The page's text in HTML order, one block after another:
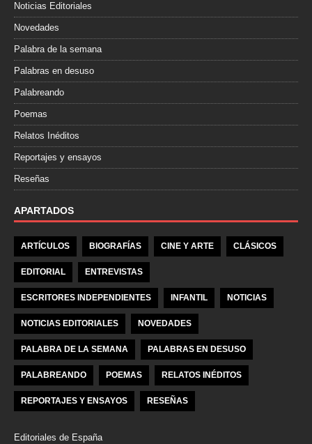
Noticias Editoriales
Novedades
Palabra de la semana
Palabras en desuso
Palabreando
Poemas
Relatos Inéditos
Reportajes y ensayos
Reseñas
APARTADOS
ARTÍCULOS BIOGRAFÍAS CINE Y ARTE CLÁSICOS
EDITORIAL ENTREVISTAS
ESCRITORES INDEPENDIENTES INFANTIL NOTICIAS
NOTICIAS EDITORIALES NOVEDADES
PALABRA DE LA SEMANA PALABRAS EN DESUSO
PALABREANDO POEMAS RELATOS INÉDITOS
REPORTAJES Y ENSAYOS RESEÑAS
Editoriales de España